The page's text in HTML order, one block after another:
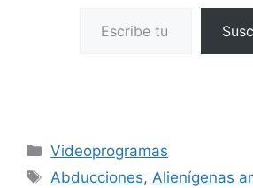
Categorías
Videoprogramas
Etiquetas
Abducciones,Alienígenas